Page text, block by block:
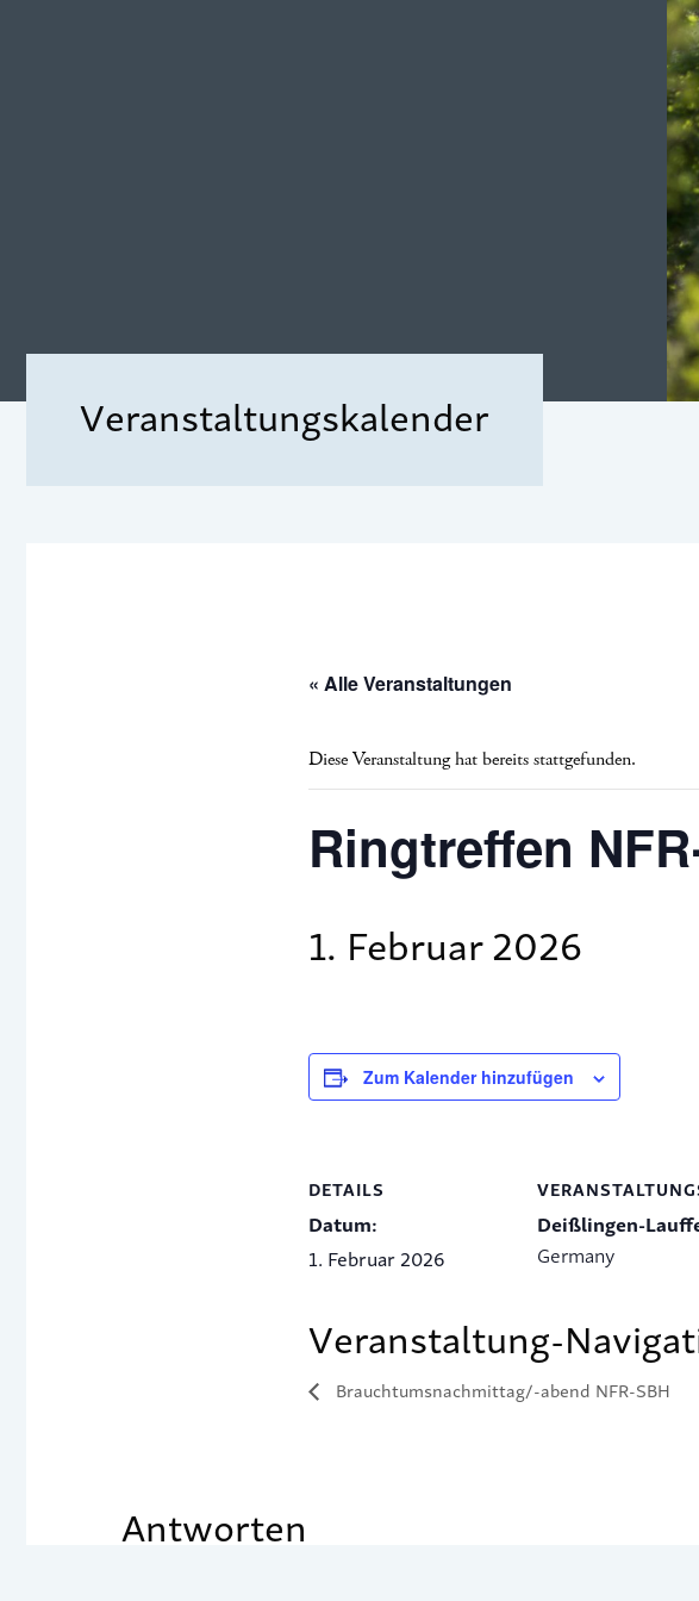
Veranstaltungskalender
« Alle Veranstaltungen
Diese Veranstaltung hat bereits stattgefunden.
Ringtreffen
1. Februar 2026
Zum Kalender hinzufügen
DETAILS
Datum:
1. Februar 2026
Deißlingen-
Germany
Veranstaltung-
Brauchtumsnachmittag/-abend NFR-SBH
Antworten